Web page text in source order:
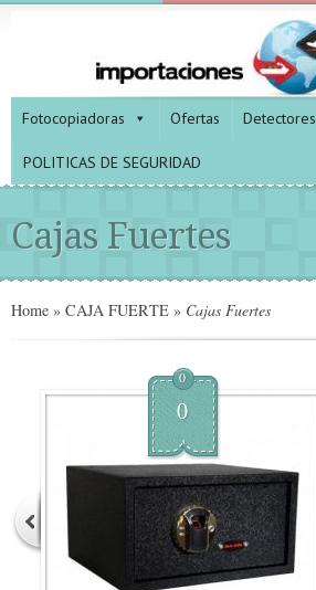
Fotocopiadoras Ofertas Detectores
POLITICAS DE SEGURIDAD
Cajas Fuertes
Home » CAJA FUERTE » Cajas Fuertes
0
0